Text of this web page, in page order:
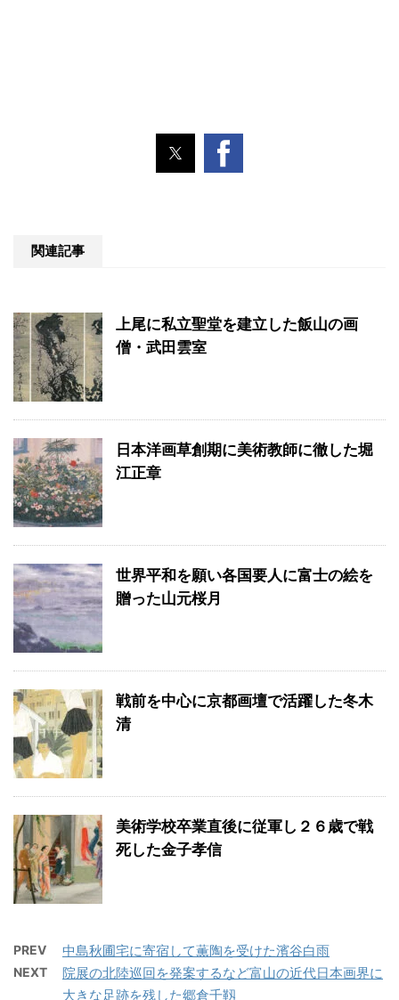
関連記事
上尾に私立聖堂を建立した飯山の画
僧・武田雲室
日本洋画草創期に美術教師に徹した堀
江正章
世界平和を願い各国要人に富士の絵を
贈った山元桜月
戦前を中心に京都画壇で活躍した冬木
清
美術学校卒業直後に従軍し２６歳で戦
死した金子孝信
PREV 中島秋圃宅に寄宿して薫陶を受けた濱谷白雨
NEXT
院展の北陸巡回を発案するなど富山の近代日本画界に
大きな足跡を残した郷倉千靱